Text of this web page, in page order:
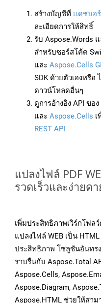
สร้างบัญชีที่ แดชบอ
ละเอียดการให้สิทธิ์
รับ Aspose.Words
สำหรับซอร์สโค้ด
และ Aspose.Cells
SDK ด้วยตัวเองหรือ
ดาวน์โหลดอื่นๆ
ดูการอ้างอิง API ขอ
และ Aspose.Cells
REST API
แปลงไฟล์ PDF
รวดเร็วและง่ายดา
เพิ่มประสิทธิภาพเวิร์กโฟล
แปลงไฟล์ WEB เป็น
ประสิทธิภาพ โซลูชันอันทร
ราบรื่นกับ Aspose.Total
Aspose.Cells,
Aspose.Diagram,
Aspose.HTML ช่วยให้สา